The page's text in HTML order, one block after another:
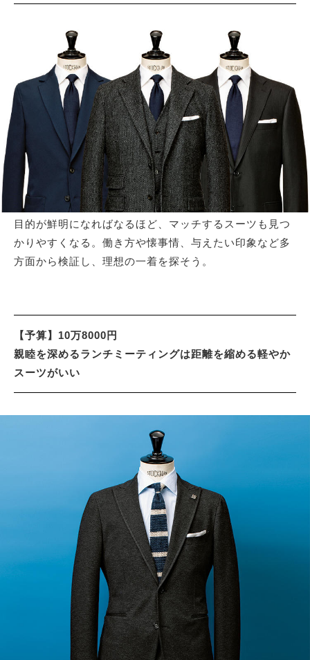
目的が鮮明になればなるほど、マッチするスーツも見つ
かりやすくなる。働き方や懐事情、与えたい印象など多
方面から検証し、理想の一着を探そう。
【予算】10万8000円
親睦を深めるランチミーティングは距離を縮める軽やか
スーツがいい
サイトマップ